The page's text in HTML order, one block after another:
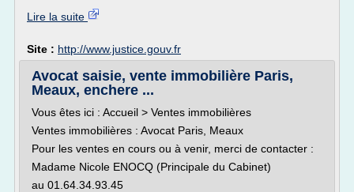
Lire la suite
Site : http://www.justice.gouv.fr
Avocat saisie, vente immobilière Paris,
Meaux, enchere ...
Vous êtes ici : Accueil > Ventes immobilières
Ventes immobilières : Avocat Paris, Meaux
Pour les ventes en cours ou à venir, merci de contacter :
Madame Nicole ENOCQ (Principale du Cabinet)
au 01.64.34.93.45